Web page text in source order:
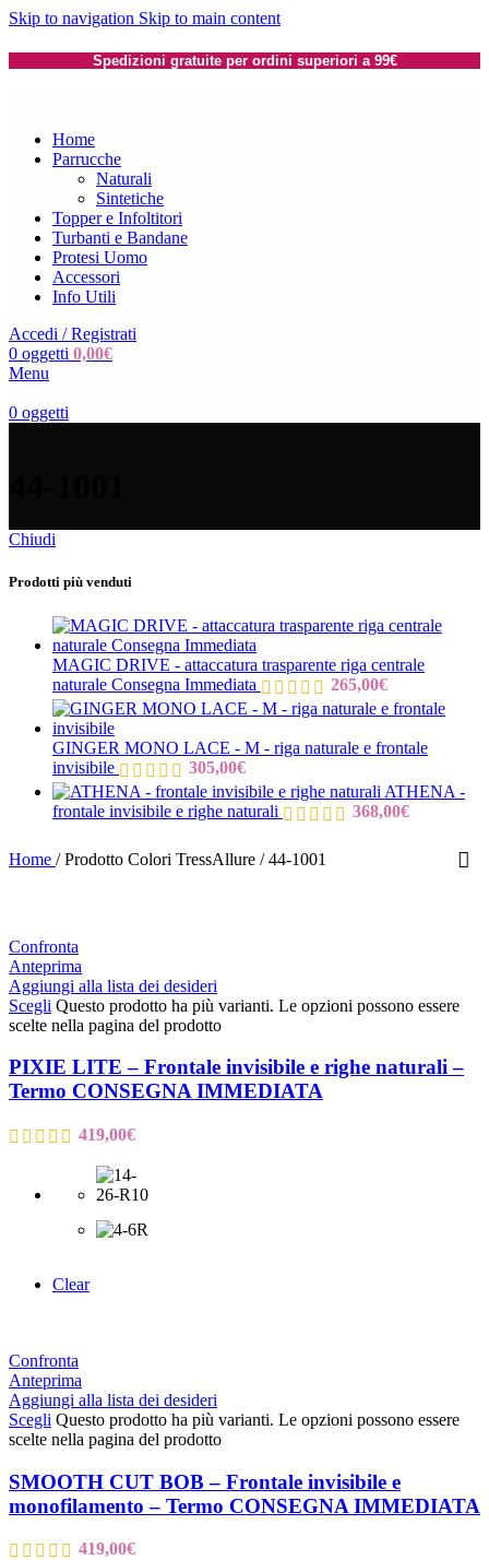
Skip to navigation Skip to main content
Spedizioni gratuite per ordini superiori a 99€
Home
Parrucche
Naturali
Sintetiche
Topper e Infoltitori
Turbanti e Bandane
Protesi Uomo
Accessori
Info Utili
Accedi / Registrati
0 oggetti 0,00€
Menu
0 oggetti
Chiudi
Prodotti più venduti
MAGIC DRIVE - attaccatura trasparente riga centrale
naturale Consegna Immediata
265,00€
GINGER MONO LACE - M - riga naturale e frontale
invisibile
305,00€
ATHENA -
frontale invisibile e righe naturali
368,00€
Home / Prodotto Colori TressAllure / 44-1001
Confronta
Anteprima
Aggiungi alla lista dei desideri
Scegli Questo prodotto ha più varianti. Le opzioni possono essere
scelte nella pagina del prodotto
PIXIE LITE – Frontale invisibile e righe naturali –
Termo CONSEGNA IMMEDIATA
419,00€
Clear
Confronta
Anteprima
Aggiungi alla lista dei desideri
Scegli Questo prodotto ha più varianti. Le opzioni possono essere
scelte nella pagina del prodotto
SMOOTH CUT BOB – Frontale invisibile e
monofilamento – Termo CONSEGNA IMMEDIATA
419,00€